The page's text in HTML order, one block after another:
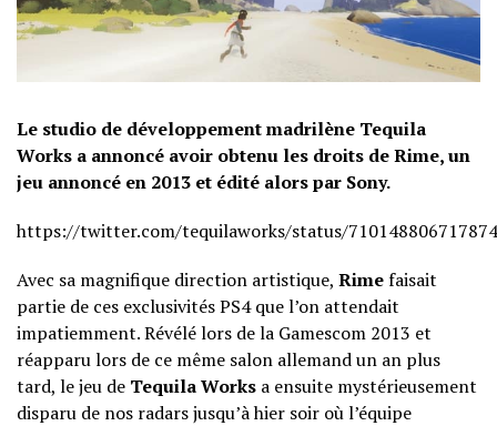
Le studio de développement madrilène Tequila
Works a annoncé avoir obtenu les droits de Rime, un
jeu annoncé en 2013 et édité alors par Sony.
https://twitter.com/tequilaworks/status/
Avec sa magnifique direction artistique, Rimefaisait
partie de ces exclusivités PS4 que l’on attendait
impatiemment. Révélé lors de la Gamescom 2013 et
réapparu lors de ce même salon allemand un an plus
tard, le jeu de Tequila Works a ensuite mystérieusement
disparu de nos radars jusqu’à hier soir où l’équipe